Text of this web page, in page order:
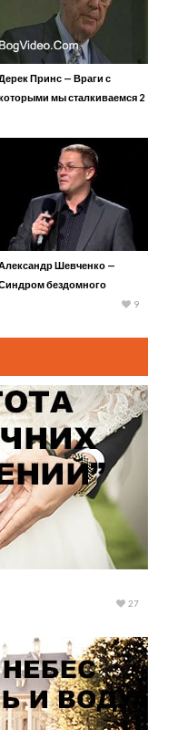
Дерек Принс — Враги с
мы сталкиваемся 2
Александр Шевченко —
бездомного
9
27